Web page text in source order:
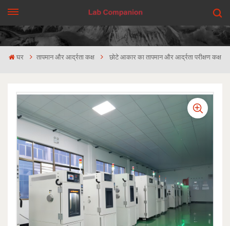
घर तापमान और आर्द्रता कक्ष छोटे आकार का तापमान और आर्द्रता परीक्षण कक्ष